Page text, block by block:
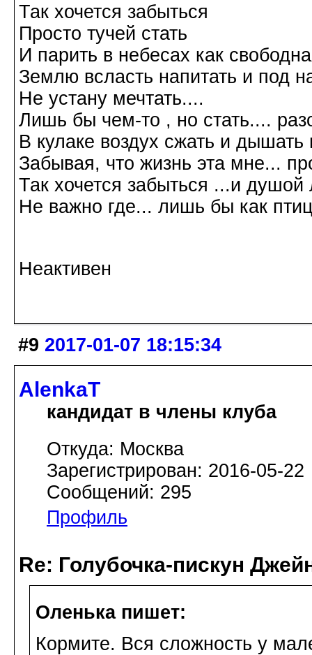
Так хочется забыться
Просто тучей стать
И парить в небесах как
Землю всласть напитать и под
Не устану мечтать....
Лишь бы чем-то , но стать....
В кулаке воздух сжать и
Забывая, что жизнь эта мне...
Так хочется забыться ...и душой
Не важно где... лишь бы как
Неактивен
#9 2017-01-07 18:15:34
AlenkaT
кандидат в члены клуба
Откуда: Москва
Зарегистрирован: 2016-05-22
Сообщений: 295
Профиль
Re: Голубочка-пискун
Оленька пишет:
Кормите. Вся сложность у